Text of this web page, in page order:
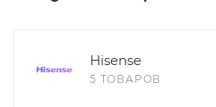
Hisense
5 ТОВАРОВ